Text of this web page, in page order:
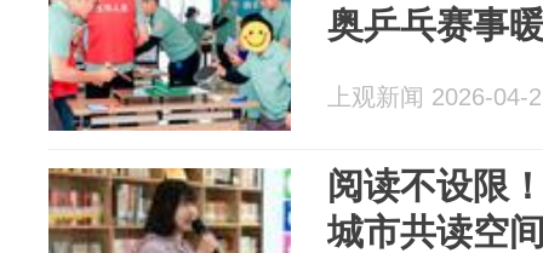
奥乒乓赛事
上观新闻 2026-04-
阅读不设限
城市共读空